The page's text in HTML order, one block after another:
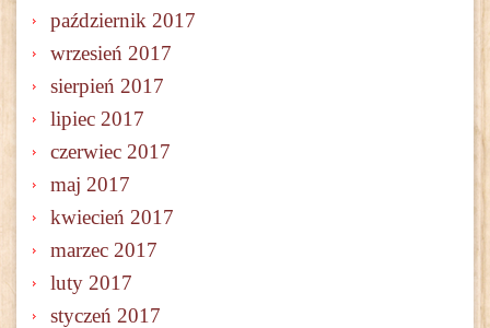
październik 2017
wrzesień 2017
sierpień 2017
lipiec 2017
czerwiec 2017
maj 2017
kwiecień 2017
marzec 2017
luty 2017
styczeń 2017